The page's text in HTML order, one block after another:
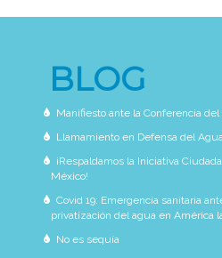
BLOG
Manifiesto ante la Conferencia
Llamamiento en Defensa del
¡Respaldamos la Iniciativa
México!
Covid 19: Emergencia sanitaria
privatización del agua en América
No es sequía